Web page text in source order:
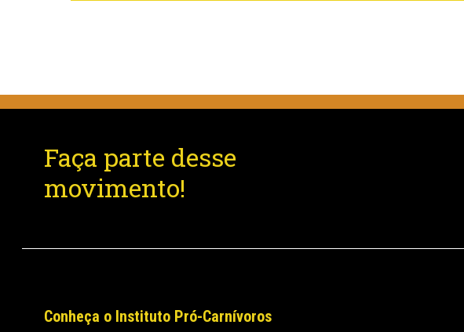
Faça parte desse
movimento!
Conheça o Instituto Pró-Carnívoros